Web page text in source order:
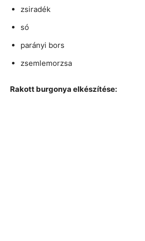
zsiradék
só
parányi bors
zsemlemorzsa
Rakott burgonya elkészítése: